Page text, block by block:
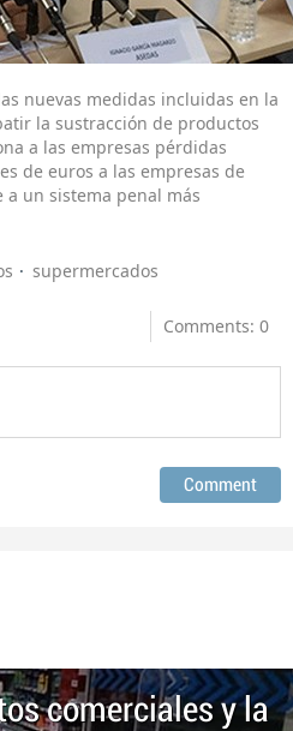
nuevas medidas incluidas en la
la sustracción de productos
a las empresas pérdidas
de euros a las empresas de
a un sistema penal más
supermercados
Comments: 0
comerciales y la